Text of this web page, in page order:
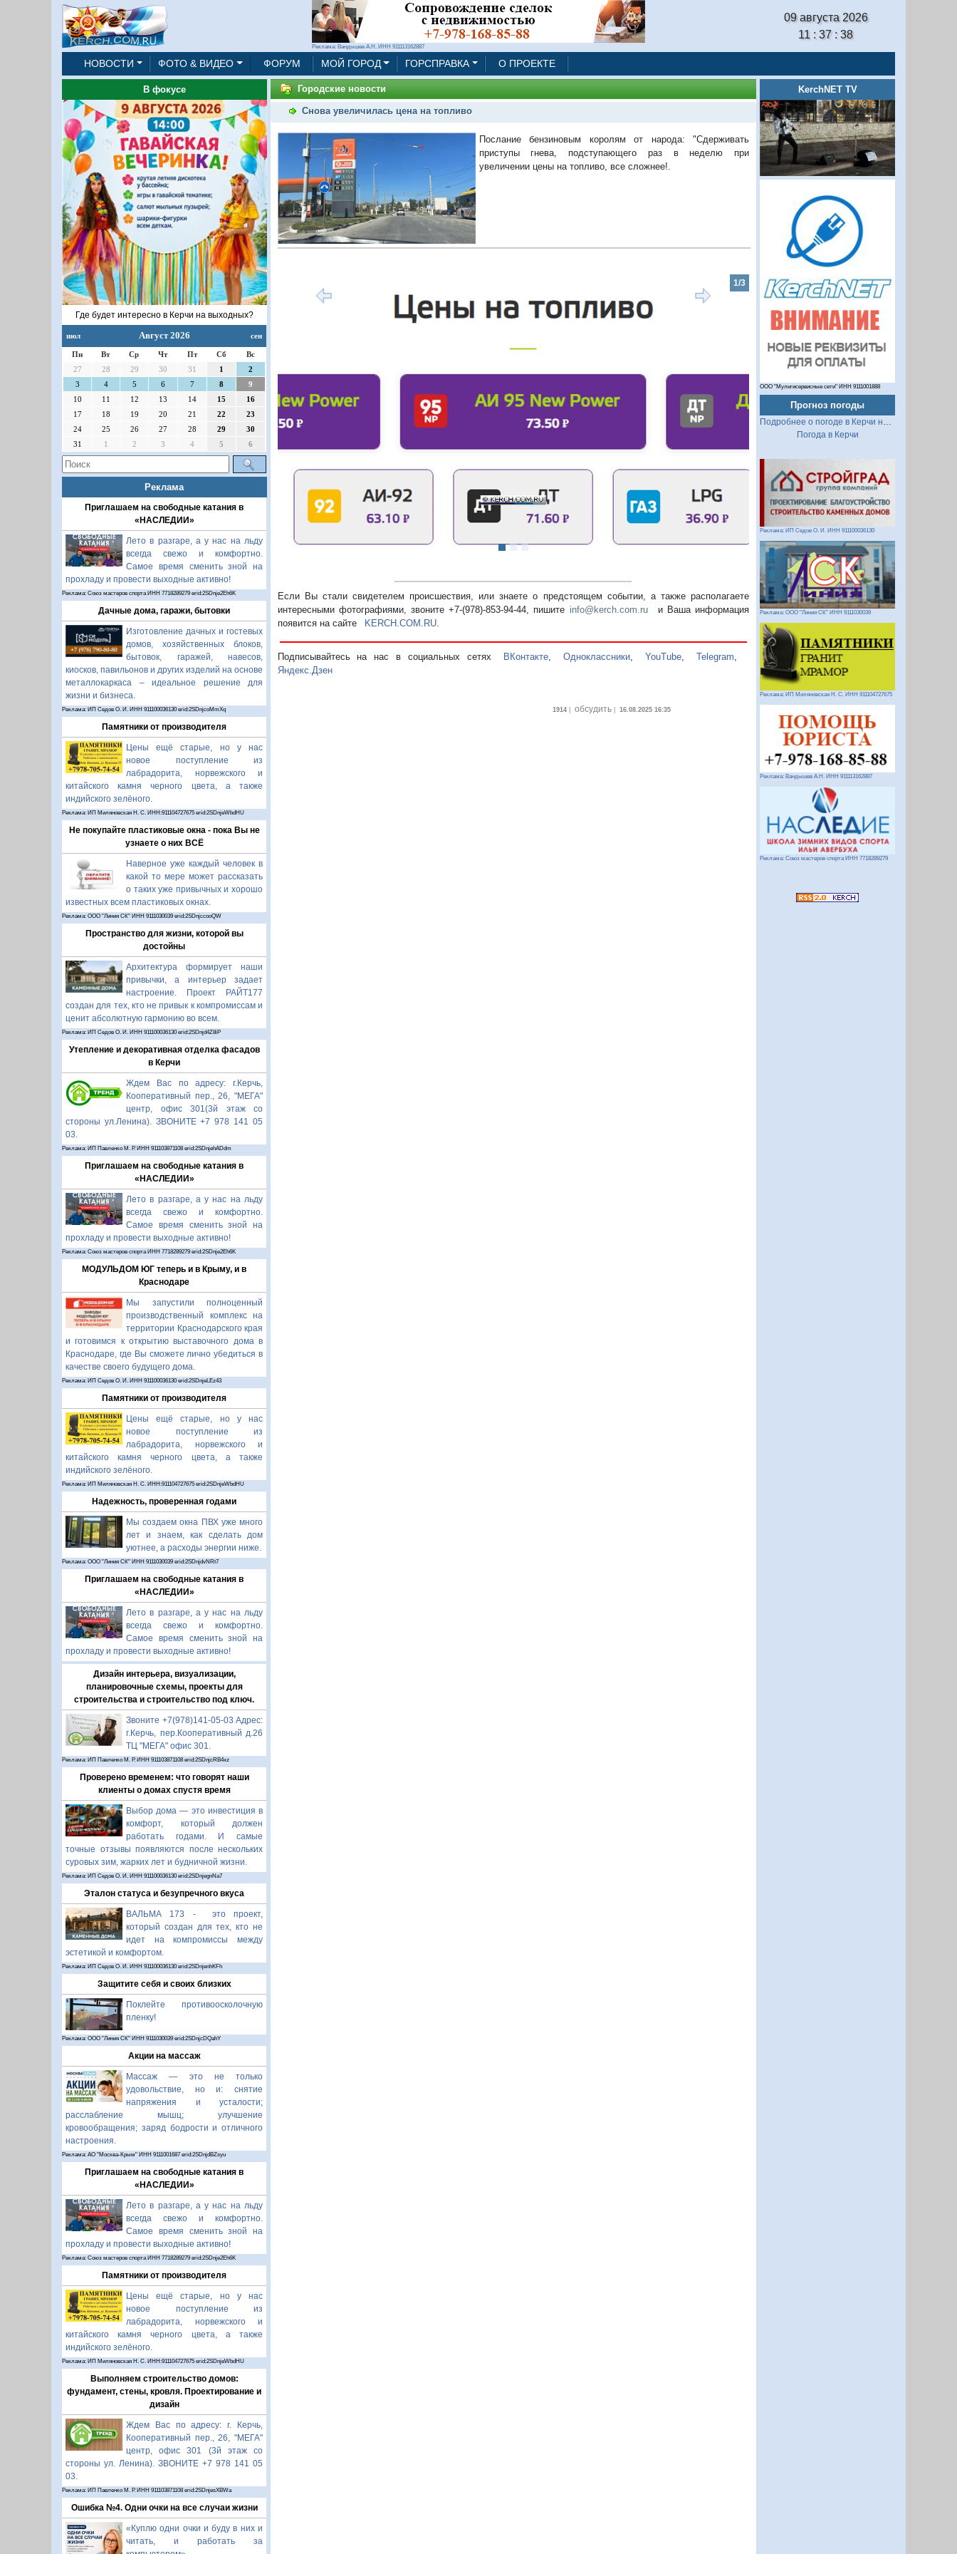
Реклама: Вандышев А.Н. ИНН 911113162887
09 августа 2026
11 : 37 : 39
НОВОСТИ ФОТО & ВИДЕО ФОРУМ МОЙ ГОРОД ГОРСПРАВКА О ПРОЕКТЕ
В фокусе
Где будет интересно в Керчи на выходных?
июл Август 2026 сен
Пн Вт Ср Чт Пт Сб
Вс
27
28 29 30 31 1
2
3
4 5 6 7 8
9
10
11 12 13 14 15
16
17
18 19 20 21 22
23
24
25 26 27 28 29
30
31
1 2 3 4 5 6
Реклама
Приглашаем на свободные катания в
«НАСЛЕДИИ»
Лето в разгаре, а у нас на льду
всегда свежо и комфортно.
Самое время сменить зной на
прохладу и провести выходные активно!
Реклама: Союз мастеров спорта ИНН 7718289279 erid:2SDnje2Eh6K
Дачные дома, гаражи, бытовки
Изготовление дачных и гостевых
домов, хозяйственных блоков,
бытовок, гаражей, навесов,
киосков, павильонов и других изделий на основе
металлокаркаса – идеальное решение для
жизни и бизнеса.
Реклама: ИП Седов О. И. ИНН 911100036130 erid:2SDnjcoMmXq
Памятники от производителя
Цены ещё старые, но у нас
новое поступление из
лабрадорита, норвежского и
китайского камня черного цвета, а также
индийского зелёного.
Реклама: ИП Миляновская Н. С. ИНН:911104727675 erid:2SDnjeWbdHU
Не покупайте пластиковые окна - пока Вы не
узнаете о них ВСЁ
Наверное уже каждый человек в
какой то мере может рассказать
о таких уже привычных и хорошо
известных всем пластиковых окнах.
Реклама: ООО "Линия СК" ИНН 9111030039 erid:2SDnjccooQW
Пространство для жизни, которой вы
достойны
Архитектура формирует наши
привычки, а интерьер задает
настроение. Проект РАЙТ177
создан для тех, кто не привык к компромиссам и
ценит абсолютную гармонию во всем.
Реклама: ИП Седов О. И. ИНН 911100036130 erid:2SDnjd4Z8iP
Утепление и декоративная отделка фасадов
в Керчи
Ждем Вас по адресу: г.Керчь,
Кооперативный пер., 26, "МЕГА"
центр, офис 301(3й этаж со
стороны ул.Ленина). ЗВОНИТЕ +7 978 141 05
03.
Реклама: ИП Павленко М. Р. ИНН 911103871108 erid:2SDnjehADdm
Приглашаем на свободные катания в
«НАСЛЕДИИ»
Лето в разгаре, а у нас на льду
всегда свежо и комфортно.
Самое время сменить зной на
прохладу и провести выходные активно!
Реклама: Союз мастеров спорта ИНН 7718289279 erid:2SDnje2Eh6K
МОДУЛЬДОМ ЮГ теперь и в Крыму, и в
Краснодаре
Мы запустили полноценный
производственный комплекс на
территории Краснодарского края
и готовимся к открытию выставочного дома в
Краснодаре, где Вы сможете лично убедиться в
качестве своего будущего дома.
Реклама: ИП Седов О. И. ИНН 911100036130 erid:2SDnjeLEz43
Памятники от производителя
Цены ещё старые, но у нас
новое поступление из
лабрадорита, норвежского и
китайского камня черного цвета, а также
индийского зелёного.
Реклама: ИП Миляновская Н. С. ИНН:911104727675 erid:2SDnjeWbdHU
Надежность, проверенная годами
Мы создаем окна ПВХ уже много
лет и знаем, как сделать дом
уютнее, а расходы энергии ниже.
Реклама: ООО "Линия СК" ИНН 9111030039 erid:2SDnjdvNRt7
Приглашаем на свободные катания в
«НАСЛЕДИИ»
Лето в разгаре, а у нас на льду
всегда свежо и комфортно.
Самое время сменить зной на
прохладу и провести выходные активно!
Дизайн интерьера, визуализации,
планировочные схемы, проекты для
строительства и строительство под ключ.
Звоните +7(978)141-05-03 Адрес:
г.Керчь, пер.Кооперативный д.26
ТЦ "МЕГА" офис 301.
Реклама: ИП Павленко М. Р. ИНН 911103871108 erid:2SDnjcRB4xz
Проверено временем: что говорят наши
клиенты о домах спустя время
Выбор дома — это инвестиция в
комфорт, который должен
работать годами. И самые
точные отзывы появляются после нескольких
суровых зим, жарких лет и будничной жизни.
Реклама: ИП Седов О. И. ИНН 911100036130 erid:2SDnjegnNa7
Эталон статуса и безупречного вкуса
ВАЛЬМА 173 - это проект,
который создан для тех, кто не
идет на компромиссы между
эстетикой и комфортом.
Реклама: ИП Седов О. И. ИНН 911100036130 erid:2SDnjenhKFh
Защитите себя и своих близких
Поклейте противоосколочную
пленку!
Реклама: ООО "Линия СК" ИНН 9111030039 erid:2SDnjcDQahY
Акции на массаж
Массаж — это не только
удовольствие, но и: снятие
напряжения и усталости;
расслабление мышц; улучшение
кровообращения; заряд бодрости и отличного
настроения.
Реклама: АО "Москва-Крым" ИНН 9111001687 erid:2SDnjdBZsyu
Приглашаем на свободные катания в
«НАСЛЕДИИ»
Лето в разгаре, а у нас на льду
всегда свежо и комфортно.
Самое время сменить зной на
прохладу и провести выходные активно!
Реклама: Союз мастеров спорта ИНН 7718289279 erid:2SDnje2Eh6K
Памятники от производителя
Цены ещё старые, но у нас
новое поступление из
лабрадорита, норвежского и
китайского камня черного цвета, а также
индийского зелёного.
Реклама: ИП Миляновская Н. С. ИНН:911104727675 erid:2SDnjeWbdHU
Выполняем строительство домов:
фундамент, стены, кровля. Проектирование и
дизайн
Ждем Вас по адресу: г. Керчь,
Кооперативный пер., 26, "МЕГА"
центр, офис 301 (3й этаж со
стороны ул. Ленина). ЗВОНИТЕ +7 978 141 05
03.
Реклама: ИП Павленко М. Р. ИНН 911103871108 erid:2SDnjesXBWa
Ошибка №4. Одни очки на все случаи жизни
«Куплю одни очки и буду в них и
читать, и работать за
Городские новости
Снова увеличилась цена на топливо
Послание бензиновым королям от народа: "Сдерживать
приступы гнева, подступающего раз в неделю при
увеличении цены на топливо, все сложнее!.
Следующий
Если Вы стали свидетелем происшествия, или знаете о предстоящем событии, а также располагаете
интересными фотографиями, звоните +7-(978)-853-94-44, пишите info@kerch.com.ru и Ваша информация
появится на сайте
KERCH.COM.RU.
Подписывайтесь на нас в социальных сетях ВКонтакте, Одноклассники,YouTube,Telegram,
Яндекс.Дзен
1914| обсудить| 16.08.2025 16:35
KerchNET TV
ООО "Мультисервисные сети" ИНН 9111001888
Прогноз погоды
Подробнее о погоде в Керчи на 2 недели
Погода в Керчи
Реклама: ИП Седов О. И. ИНН 911100036130
Реклама: ООО "Линия СК" ИНН 9111030039
Реклама: ИП Миляновская Н. С. ИНН 911104727675
Реклама: Вандышев А.Н. ИНН 911113162887
Реклама: Союз мастеров спорта ИНН 7718289279